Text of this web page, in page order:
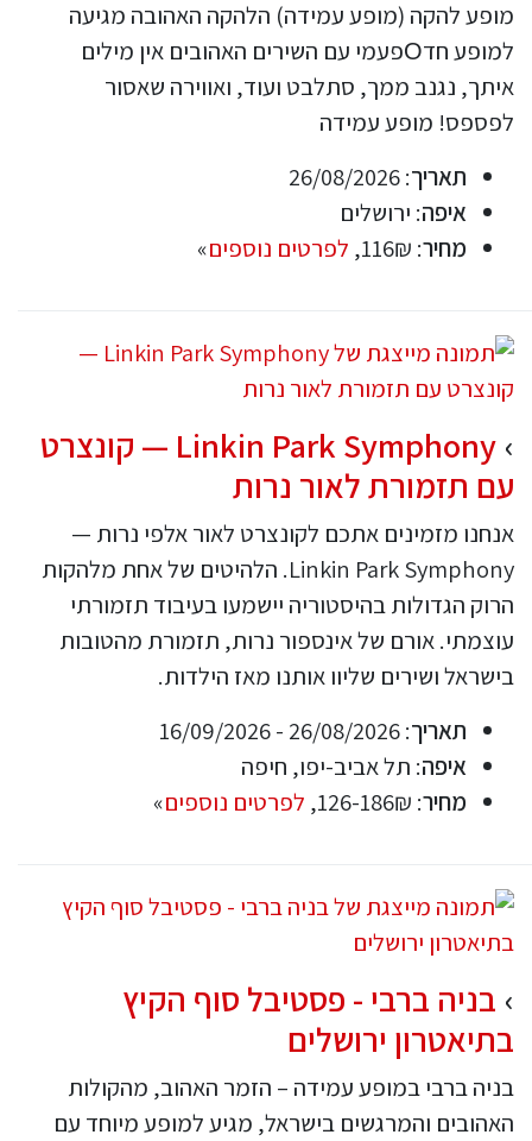
מופע להקה (מופע עמידה) הלהקה האהובה מגיעה
למופע חדОפעמי עם השירים האהובים אין מילים
איתך, נגנב ממך, סתלבט ועוד, ואווירה שאסור
לפספס! מופע עמידה
תאריך: 26/08/2026
איפה: ירושלים
מחיר: 116₪, לפרטים נוספים»
Linkin Park Symphony — קונצרט
עם תזמורת לאור נרות
אנחנו מזמינים אתכם לקונצרט לאור אלפי נרות —
Linkin Park Symphony. הלהיטים של אחת מלהקות
הרוק הגדולות בהיסטוריה יישמעו בעיבוד תזמורתי
עוצמתי. אורם של אינספור נרות, תזמורת מהטובות
בישראל ושירים שליוו אותנו מאז הילדות.
תאריך: 26/08/2026 - 16/09/2026
איפה: תל אביב-יפו, חיפה
מחיר: 126-186₪, לפרטים נוספים»
בניה ברבי - פסטיבל סוף הקיץ
בתיאטרון ירושלים
בניה ברבי במופע עמידה – הזמר האהוב, מהקולות
האהובים והמרגשים בישראל, מגיע למופע מיוחד עם